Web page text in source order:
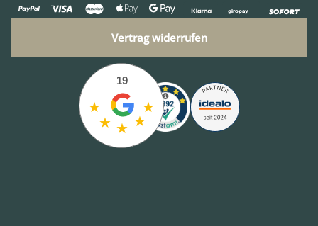
Vertrag widerrufen
★
★ ★ ★
★
19